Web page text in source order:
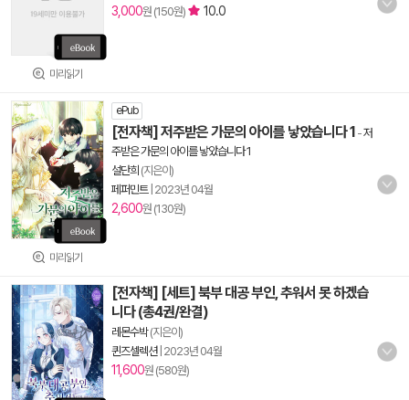
미리읽기
3,000원 (150원) 10.0
미리읽기
ePub
[전자책] 저주받은 가문의 아이를 낳았습니다 1 -저
주받은 가문의 아이를 낳았습니다 1
설단희 (지은이)
페퍼민트| 2023년 04월
2,600원 (130원)
[전자책] [세트] 북부 대공 부인, 추워서 못 하겠습
니다 (총4권/완결)
레몬수박(지은이)
퀸즈셀렉션| 2023년 04월
11,600원 (580원)